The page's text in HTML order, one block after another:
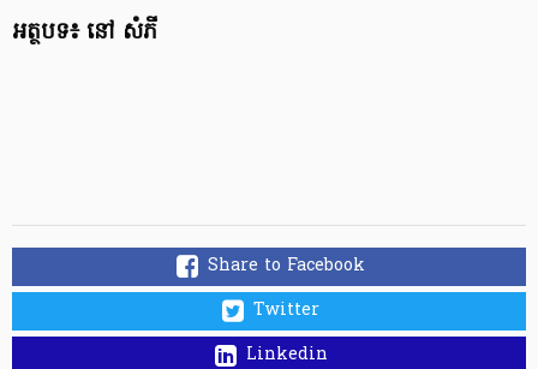
អត្ថបទ៖ នៅ សំភី
Share to Facebook
Twitter
Linkedin